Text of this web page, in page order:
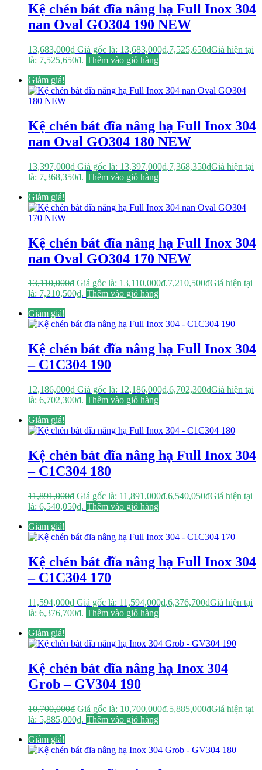
Kệ chén bát đĩa nâng hạ Full Inox 304
nan Oval GO304 190 NEW
13,683,000₫ Giá gốc là: 13,683,000₫.7,525,650₫Giá hiện tại
là: 7,525,650₫. Thêm vào giỏ hàng
Giảm giá!
Kệ chén bát đĩa nâng hạ Full Inox 304
nan Oval GO304 180 NEW
13,397,000₫ Giá gốc là: 13,397,000₫.7,368,350₫Giá hiện tại
là: 7,368,350₫. Thêm vào giỏ hàng
Giảm giá!
Kệ chén bát đĩa nâng hạ Full Inox 304
nan Oval GO304 170 NEW
13,110,000₫ Giá gốc là: 13,110,000₫.7,210,500₫Giá hiện tại
là: 7,210,500₫. Thêm vào giỏ hàng
Giảm giá!
Kệ chén bát đĩa nâng hạ Full Inox 304
– C1C304 190
12,186,000₫ Giá gốc là: 12,186,000₫.6,702,300₫Giá hiện tại
là: 6,702,300₫. Thêm vào giỏ hàng
Giảm giá!
Kệ chén bát đĩa nâng hạ Full Inox 304
– C1C304 180
11,891,000₫ Giá gốc là: 11,891,000₫.6,540,050₫Giá hiện tại
là: 6,540,050₫. Thêm vào giỏ hàng
Giảm giá!
Kệ chén bát đĩa nâng hạ Full Inox 304
– C1C304 170
11,594,000₫ Giá gốc là: 11,594,000₫.6,376,700₫Giá hiện tại
là: 6,376,700₫. Thêm vào giỏ hàng
Giảm giá!
Kệ chén bát đĩa nâng hạ Inox 304
Grob – GV304 190
10,700,000₫ Giá gốc là: 10,700,000₫.5,885,000₫Giá hiện tại
là: 5,885,000₫. Thêm vào giỏ hàng
Giảm giá!